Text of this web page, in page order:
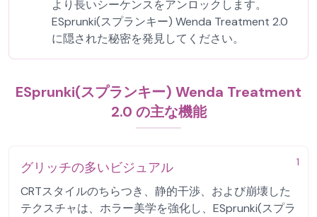
より長いシーケンスをアンロックします。
ESprunki(スプランキー) Wenda Treatment 2.0
に隠された秘密を発見してください。
ESprunki(スプランキー) Wenda Treatment
2.0 の主な機能
1
グリッチの多いビジュアル
CRTスタイルのちらつき、静的干渉、および崩壊した
テクスチャは、ホラー美学を強化し、ESprunki(スプラ